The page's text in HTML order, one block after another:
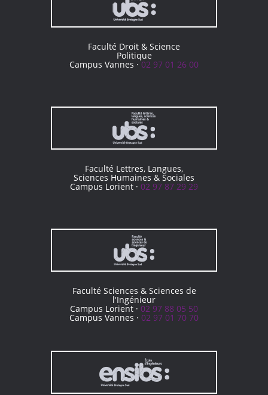
Faculté Droit & Science
Politique
Campus Vannes · 02 97 01 26 00
Faculté Lettres, Langues,
Sciences Humaines & Sociales
Campus Lorient · 02 97 87 29 29
Faculté Sciences & Sciences de
l'Ingénieur
Campus Lorient · 02 97 88 05 50
Campus Vannes · 02 97 01 70 70